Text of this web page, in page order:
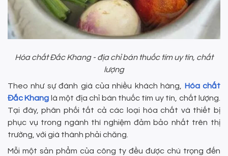
Hóa chất Đắc Khang - địa chỉ bán thuốc tím uy tín, chất
lượng
Theo như sự đánh giá của nhiều khách hàng, Hóa chất
Đắc Khang là một địa chỉ bán thuốc tím uy tín, chất lượng.
Tại đây, phân phối tất cả các loại hóa chất và thiết bị
phục vụ trong ngành thí nghiệm đảm bảo nhất trên thị
trường, với giá thành phải chăng.
Mỗi một sản phẩm của công ty đều được chú trọng đến